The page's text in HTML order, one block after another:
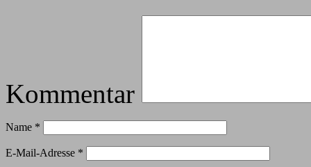
Kommentar
Name *
E-Mail-Adresse *